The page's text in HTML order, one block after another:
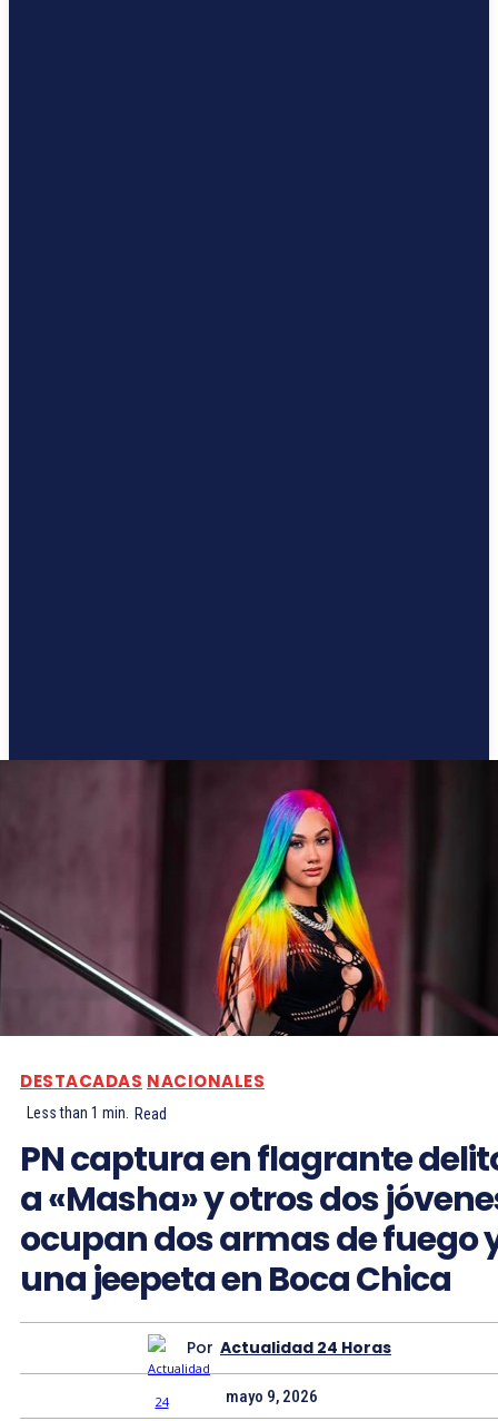
DESTACADAS NACIONALES
Less than 1 min. Read
PN captura en flagrante
a «Masha» y otros dos
ocupan dos armas de fuego
una jeepeta en Boca Chica
Por Actualidad 24 Horas
mayo 9, 2026